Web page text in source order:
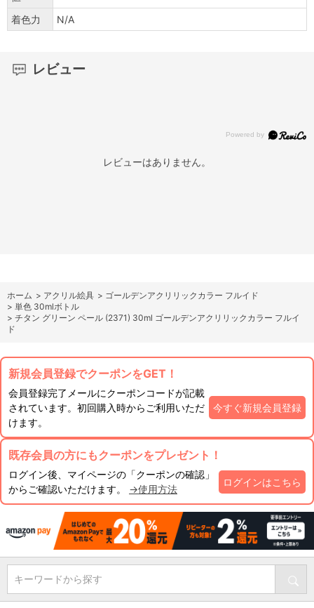
着色力
N/A
レビュー
レビューはありません。
ホーム > アクリル絵具 > ゴールデンアクリリックカラー フルイド
> 単色 30mlボトル
> チタン グリーン ペール (2371) 30ml ゴールデンアクリリックカラー フルイ
ド
新規会員登録でクーポンをGET！
会員登録完了メールにクーポンコードが記載
されています。初回購入時からご利用いただ
けます。
今すぐ新規会員登録
既存会員の方にもクーポンをプレゼント！
ログイン後、マイページの「クーポンの確認」
からご確認いただけます。 →使用方法
ログインはこちら
キーワードから探す